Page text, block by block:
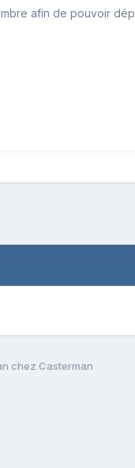
afin de pouvoir
chez Casterman